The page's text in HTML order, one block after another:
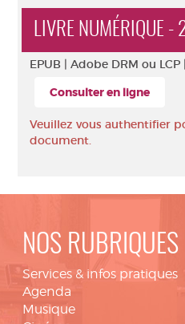
LIVRE NUMÉRIQUE -
EPUB | Adobe DRM ou LCP |
Consulter en ligne
Veuillez vous authentifier
document.
NOS RUBRIQUES
Services & infos pratiques
Agenda
Musique